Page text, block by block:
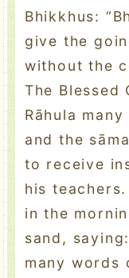
Bhikkhus:
give the
without the
The Blessed
Rāhula
and the
to receive
his
in the
sand,
many words